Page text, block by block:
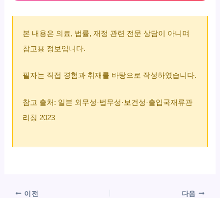
본 내용은 의료, 법률, 재정 관련 전문 상담이 아니며
참고용 정보입니다.
필자는 직접 경험과 취재를 바탕으로 작성하였습니다.
참고 출처: 일본 외무성·법무성·보건성·출입국재류관
리청 2023
이전 다음